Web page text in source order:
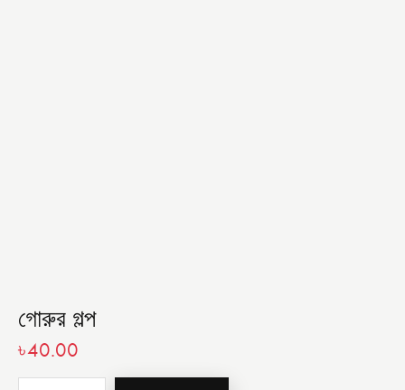
গোরুর গল্প
৳40.00